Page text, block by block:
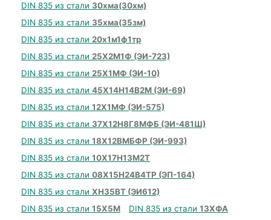
DIN 835 из стали 30хма(30хм)
DIN 835 из стали 35хма(35зм)
DIN 835 из стали 20х1м1ф1тр
DIN 835 из стали 25Х2М1Ф (ЭИ-723)
DIN 835 из стали 25Х1МФ (ЭИ-10)
DIN 835 из стали 45Х14Н14В2М (ЭИ-69)
DIN 835 из стали 12Х1МФ (ЭИ-575)
DIN 835 из стали 37Х12Н8Г8МФБ (ЭИ-481Ш)
DIN 835 из стали 18Х12ВМБФР (ЭИ-993)
DIN 835 из стали 10Х17Н13М2Т
DIN 835 из стали 08Х15Н24В4ТР (ЭП-164)
DIN 835 из стали ХН35ВТ (ЭИ612)
DIN 835 из стали 15Х5М DIN 835 из стали 13ХФА